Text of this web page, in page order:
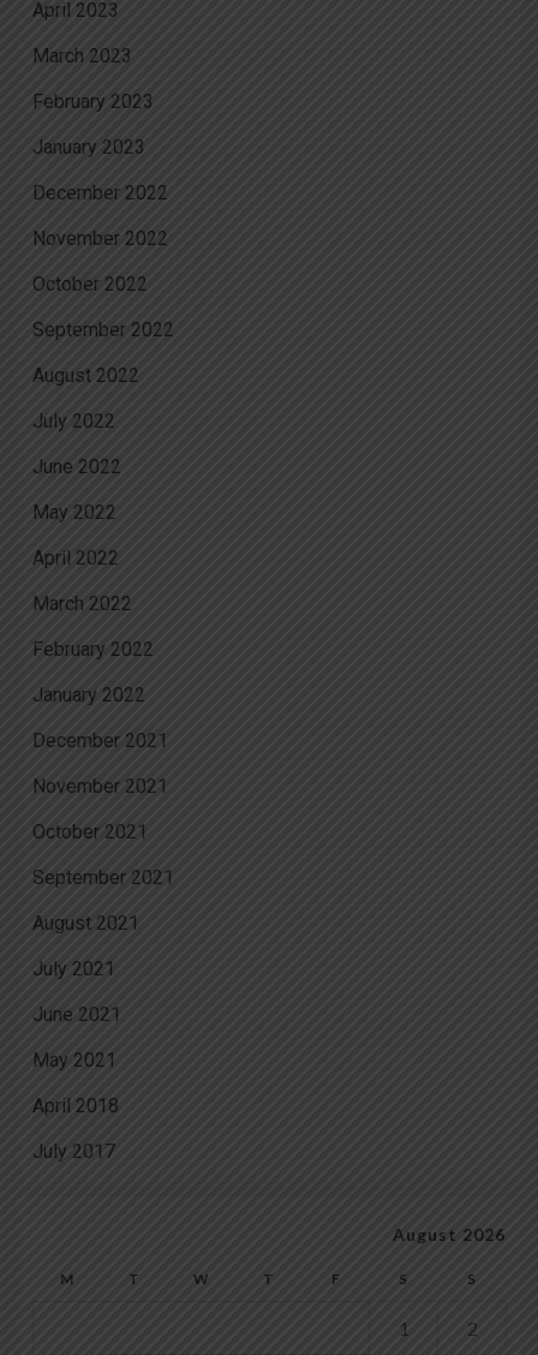
April 2023
March 2023
February 2023
January 2023
December 2022
November 2022
October 2022
September 2022
August 2022
July 2022
June 2022
May 2022
April 2022
March 2022
February 2022
January 2022
December 2021
November 2021
October 2021
September 2021
August 2021
July 2021
June 2021
May 2021
April 2018
July 2017
August 2026
M T W T F S S
1 2